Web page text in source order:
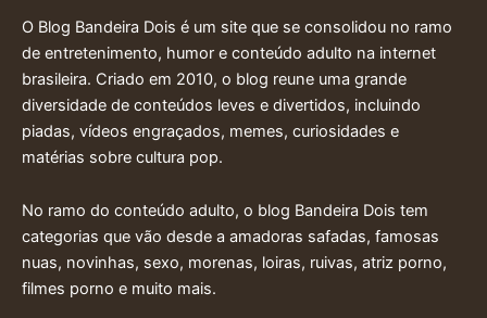
O Blog Bandeira Dois é um site que se consolidou no ramo
de entretenimento, humor e conteúdo adulto na internet
brasileira. Criado em 2010, o blog reune uma grande
diversidade de conteúdos leves e divertidos, incluindo
piadas, vídeos engraçados, memes, curiosidades e
matérias sobre cultura pop.
No ramo do conteúdo adulto, o blog Bandeira Dois tem
categorias que vão desde a amadoras safadas, famosas
nuas, novinhas, sexo, morenas, loiras, ruivas, atriz porno,
filmes porno e muito mais.